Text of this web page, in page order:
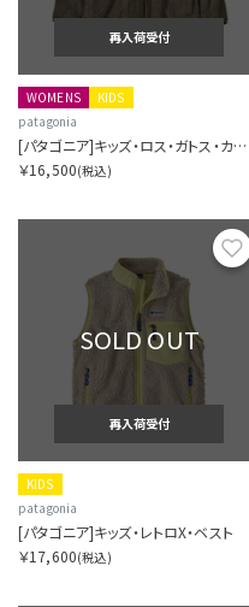
再入荷受付
WOMENS
KIDS
patagonia
[パタゴニア]キッズ・ロス・ガトス・カーディガン
￥16,500(税込)
SOLD OUT
再入荷受付
KIDS
patagonia
[パタゴニア]キッズ・レトロX・ベスト
￥17,600(税込)